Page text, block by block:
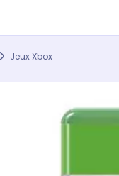
Jeux Xbox